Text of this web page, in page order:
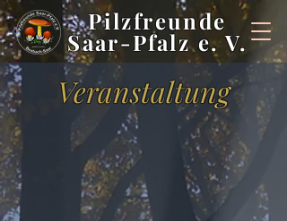
Pilzfreunde
Saar-Pfalz e. V.
Veranstaltung